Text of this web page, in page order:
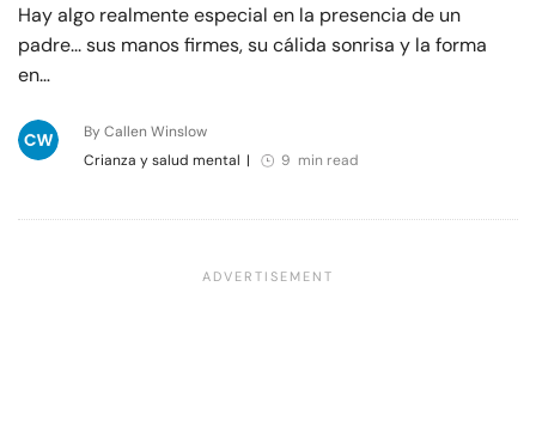
Hay algo realmente especial en la presencia de un
padre... sus manos firmes, su cálida sonrisa y la forma
en…
By Callen Winslow
Crianza y salud mental | 9 min read